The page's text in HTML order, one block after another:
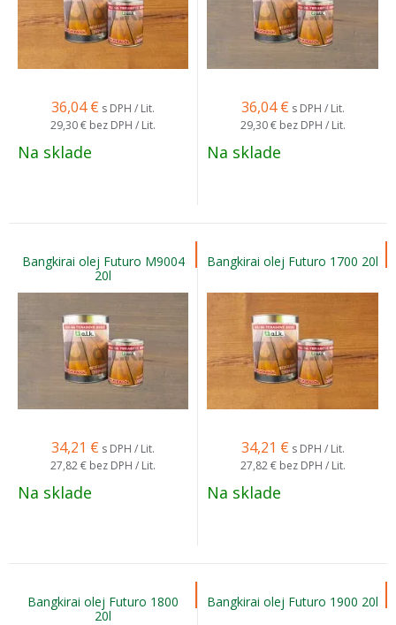
36,04 € s DPH / Lit.
29,30 € bez DPH / Lit.
Na sklade
36,04 € s DPH / Lit.
29,30 € bez DPH / Lit.
Na sklade
Bangkirai olej Futuro M9004
20l
34,21 € s DPH / Lit.
27,82 € bez DPH / Lit.
Na sklade
Bangkirai olej Futuro 1700 20l
34,21 € s DPH / Lit.
27,82 € bez DPH / Lit.
Na sklade
Bangkirai olej Futuro 1800
20l
Bangkirai olej Futuro 1900 20l